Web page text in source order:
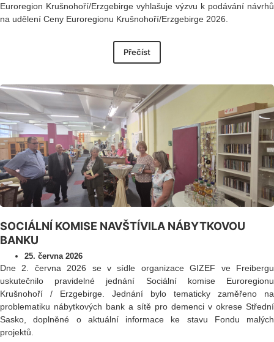
Euroregion Krušnohoří/Erzgebirge vyhlašuje výzvu k podávání návrhů
na udělení Ceny Euroregionu Krušnohoří/Erzgebirge 2026.
Přečíst
SOCIÁLNÍ KOMISE NAVŠTÍVILA NÁBYTKOVOU
BANKU
25. června 2026
Dne 2. června 2026 se v sídle organizace GIZEF ve Freibergu
uskutečnilo pravidelné jednání Sociální komise Euroregionu
Krušnohoří / Erzgebirge. Jednání bylo tematicky zaměřeno na
problematiku nábytkových bank a sítě pro demenci v okrese Střední
Sasko, doplněné o aktuální informace ke stavu Fondu malých
projektů.